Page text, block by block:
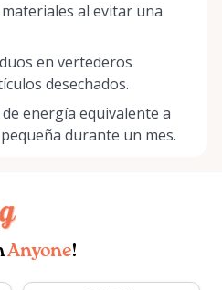
al evitar una
en vertederos
desechados.
energía equivalente a
durante un mes.
Anyone!